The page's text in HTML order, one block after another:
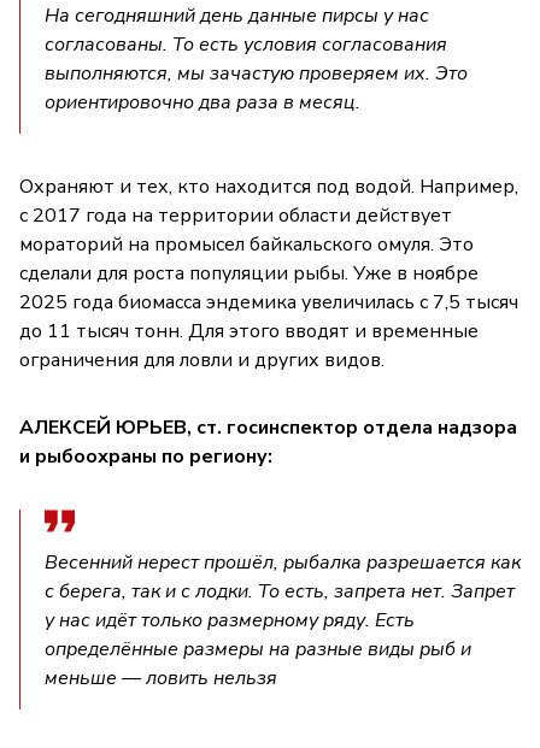
На сегодняшний день данные пирсы у нас
согласованы. То есть условия согласования
выполняются, мы зачастую проверяем их. Это
ориентировочно два раза в месяц.
Охраняют и тех, кто находится под водой. Например,
с 2017 года на территории области действует
мораторий на промысел байкальского омуля. Это
сделали для роста популяции рыбы. Уже в ноябре
2025 года биомасса эндемика увеличилась с 7,5 тысяч
до 11 тысяч тонн. Для этого вводят и временные
ограничения для ловли и других видов.
АЛЕКСЕЙ ЮРЬЕВ, ст. госинспектор отдела надзора
и рыбоохраны по региону:
Весенний нерест прошёл, рыбалка разрешается как
с берега, так и с лодки. То есть, запрета нет. Запрет
у нас идёт только размерному ряду. Есть
определённые размеры на разные виды рыб и
меньше — ловить нельзя